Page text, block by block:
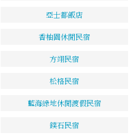
亞士都飯店
香柚園休閒民宿
方翊民宿
松格民宿
藍海綠地休閒渡假民宿
鏷石民宿